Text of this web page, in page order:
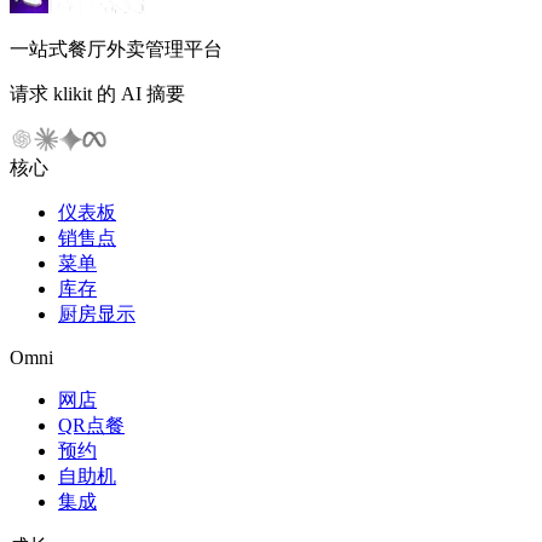
一站式餐厅外卖管理平台
请求 klikit 的 AI 摘要
核心
仪表板
销售点
菜单
库存
厨房显示
Omni
网店
QR点餐
预约
自助机
集成